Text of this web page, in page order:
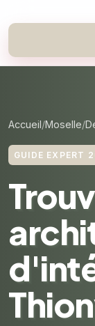
Accueil Moselle
GUIDE EXPERT